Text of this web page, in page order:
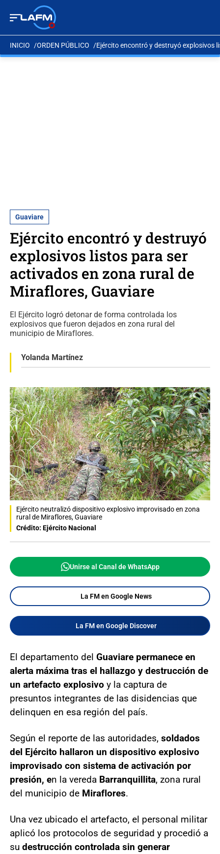
INICIO ORDEN PÚBLICO Ejército encontró y destruyó explosivos
Guaviare
Ejército encontró y destruyó
explosivos listos para ser
activados en zona rural de
Miraflores, Guaviare
El Ejército logró detonar de forma controlada los
explosivos que fueron dejados en zona rural del
municipio de Miraflores.
Yolanda Martínez
Ejército neutralizó dispositivo explosivo improvisado en zona
rural de Miraflores, Guaviare
Crédito: Ejército Nacional
Unirse al Canal de WhatsApp
La FM en Google News
La FM en Google Discover
El departamento del Guaviare permanece en
alerta máxima tras el hallazgo y destrucción de
un artefacto explosivo y la captura de
presuntos integrantes de las disidencias que
delinquen en esa región del país.
Según el reporte de las autoridades, soldados
del Ejército hallaron un dispositivo explosivo
improvisado con sistema de activación por
presión, en la vereda Barranquillita, zona rural
del municipio de Miraflores.
Una vez ubicado el artefacto, el personal militar
aplicó los protocolos de seguridad y procedió a
su destrucción controlada sin generar